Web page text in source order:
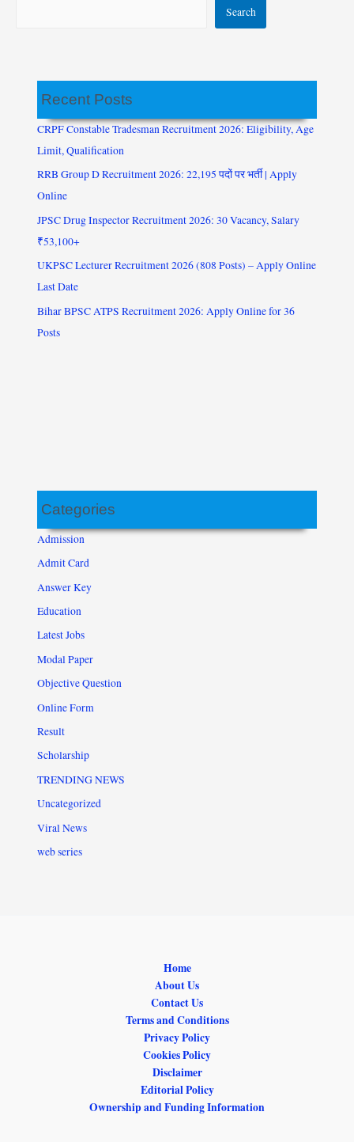
Search
Recent Posts
CRPF Constable Tradesman Recruitment 2026: Eligibility, Age
Limit, Qualification
RRB Group D Recruitment 2026: 22,195 पदों पर भर्ती | Apply
Online
JPSC Drug Inspector Recruitment 2026: 30 Vacancy, Salary
₹53,100+
UKPSC Lecturer Recruitment 2026 (808 Posts) – Apply Online
Last Date
Bihar BPSC ATPS Recruitment 2026: Apply Online for 36
Posts
Categories
Admission
Admit Card
Answer Key
Education
Latest Jobs
Modal Paper
Objective Question
Online Form
Result
Scholarship
TRENDING NEWS
Uncategorized
Viral News
web series
Home
About Us
Contact Us
Terms and Conditions
Privacy Policy
Cookies Policy
Disclaimer
Editorial Policy
Ownership and Funding Information